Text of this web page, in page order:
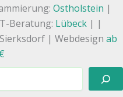
Ostholstein |
Beratung: Lübeck| |
| Webdesign ab